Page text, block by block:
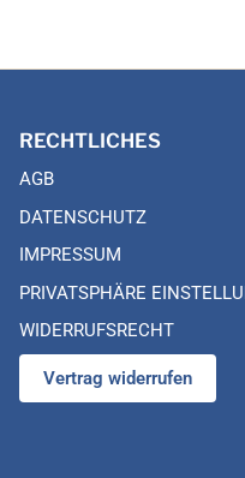
RECHTLICHES
AGB
DATENSCHUTZ
IMPRESSUM
PRIVATSPHÄRE
WIDERRUFSRECHT
Vertrag widerrufen